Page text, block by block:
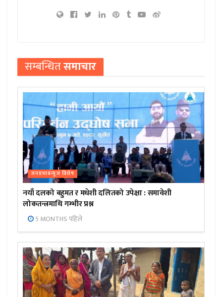
सम्बन्धितसमाचार
जनप्रभाबन्युज विशेष
नयाँ दलको बहुमत र मधेशी दलितको उपेक्षा : समावेशी
लोकतन्त्रमाथि गम्भीर प्रश्न
5 MONTHS पहिले